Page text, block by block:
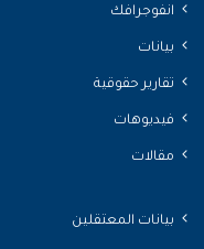
انفوجرافك
بيانات
تقارير حقوقية
فيديوهات
مقالات
بيانات المعتقلين